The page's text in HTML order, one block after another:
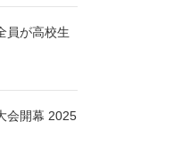
員が高校生
会開幕 2025